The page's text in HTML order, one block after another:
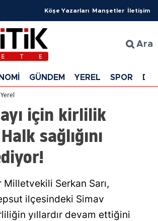
Köşe Yazarları Manşetler İletişim
Ara
GÜNDEM YEREL SPOR
Yerel
için kirlilik
sağlığını
Milletvekili Serkan Sarı,
ilçesindeki Simav
yıllardır devam ettiğini